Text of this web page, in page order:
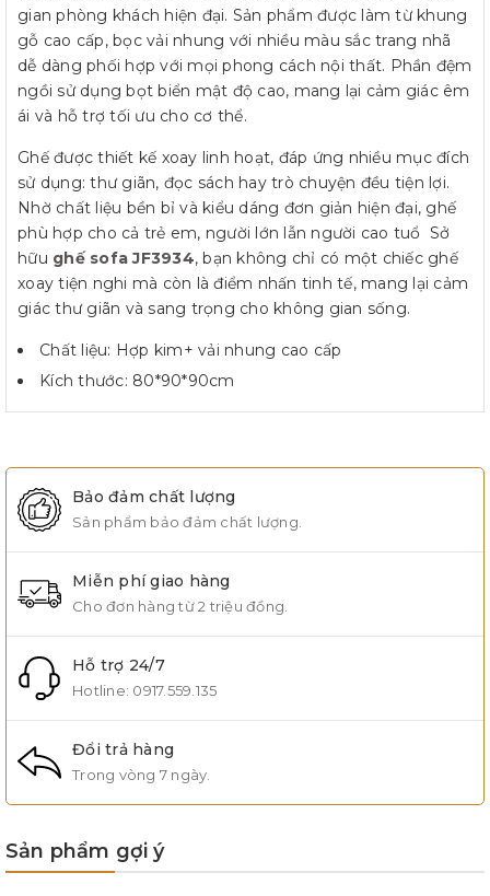
gian phòng khách hiện đại. Sản phẩm được làm từ khung
gỗ cao cấp, bọc vải nhung với nhiều màu sắc trang nhã
dễ dàng phối hợp với mọi phong cách nội thất. Phần đệm
ngồi sử dụng bọt biển mật độ cao, mang lại cảm giác êm
ái và hỗ trợ tối ưu cho cơ thể.
Ghế được thiết kế xoay linh hoạt, đáp ứng nhiều mục đích
sử dụng: thư giãn, đọc sách hay trò chuyện đều tiện lợi.
Nhờ chất liệu bền bỉ và kiểu dáng đơn giản hiện đại, ghế
phù hợp cho cả trẻ em, người lớn lẫn người cao tuổ Sở
hữu ghế sofa JF3934, bạn không chỉ có một chiếc ghế
xoay tiện nghi mà còn là điểm nhấn tinh tế, mang lại cảm
giác thư giãn và sang trọng cho không gian sống.
Chất liệu: Hợp kim+ vải nhung cao cấp
Kích thước: 80*90*90cm
Bảo đảm chất lượng
Sản phẩm bảo đảm chất lượng.
Miễn phí giao hàng
Cho đơn hàng từ 2 triệu đồng.
Hỗ trợ 24/7
Hotline: 0917.559.135
Đổi trả hàng
Trong vòng 7 ngày.
Sản phẩm gợi ý